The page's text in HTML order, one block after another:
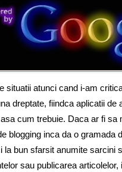
situatii atunci cand i-am
dreptate, fiindca aplicatii de
cum trebuie. Daca ar fi sa
blogging inca da o gramada
la bun sfarsit anumite sarcini
sau publicarea